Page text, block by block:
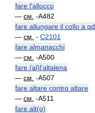
fare l'allocco
— см. -A482
fare allungare il collo a qd
— см. - C2101
fare almanacchi
— см. -A500
fare (al)l'altalena
— см. -A507
fare altare contro altare
— см. -A511
fare alt(o)